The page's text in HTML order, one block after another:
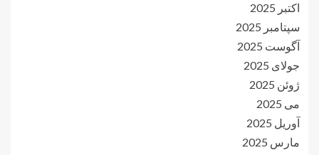
اکتبر 2025
سپتامبر 2025
آگوست 2025
جولای 2025
ژوئن 2025
می 2025
آوریل 2025
مارس 2025